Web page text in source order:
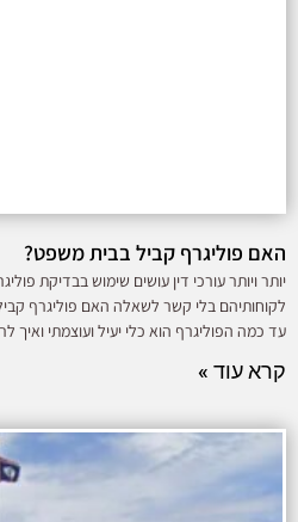
האם פוליגרף קביל בבית משפט?
יותר ויותר עורכי דין עושים שימוש בבדיקת
לקוחותיהם בלי קשר לשאלה האם פוליגרף
עד כמה הפוליגרף הוא כלי יעיל ועוצמתי ואיך
קרא עוד »